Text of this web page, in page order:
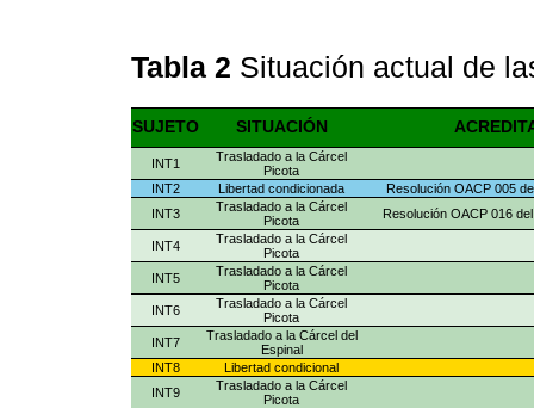
Tabla 2 Situación actual de
SUJETO SITUACIÓN
INT1
Trasladado a la Cárcel
Picota
INT2
Libertad condicionada
Resolución OACP 005
INT3
Trasladado a la Cárcel
Picota
Resolución OACP 016
INT4
Trasladado a la Cárcel
Picota
INT5
Trasladado a la Cárcel
Picota
INT6
Trasladado a la Cárcel
Picota
INT7
Trasladado a la Cárcel del
Espinal
INT8
Libertad condicional
INT9
Trasladado a la Cárcel
Picota